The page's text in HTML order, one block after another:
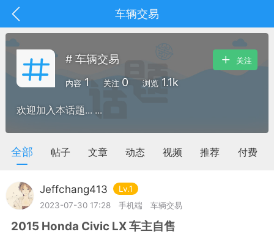
车辆交易
每日任务 签到有奖
# 车辆交易
内容 1 关注 0 浏览 1.1k
关注
欢迎加入本话题... ...
全部 帖子 文章 动态 视频 推荐 付费
Jeffchang413
Lv.1
2023-07-30 17:28
手机端 车辆交易
2015 Honda Civic LX 车主自售